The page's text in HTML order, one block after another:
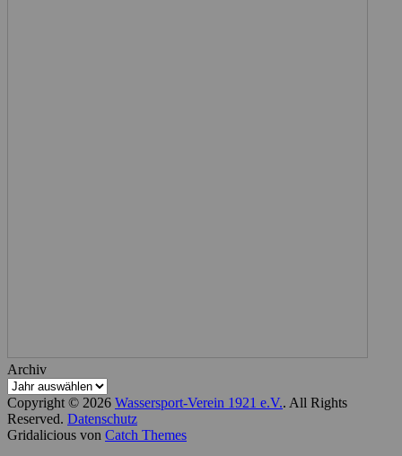
Archiv
Copyright © 2026 Wassersport-Verein 1921 e.V.. All Rights
Reserved. Datenschutz
Gridalicious von Catch Themes